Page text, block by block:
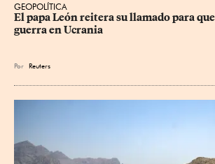
GEOPOLÍTICA
El papa León reitera su llamado para
guerra en Ucrania
Por Reuters